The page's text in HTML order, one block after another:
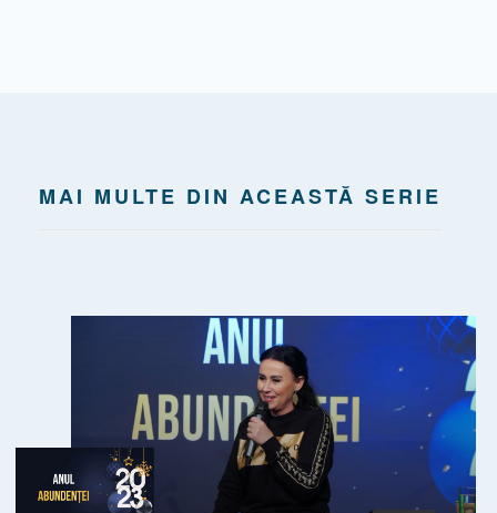
MAI MULTE DIN ACEASTĂ SERIE